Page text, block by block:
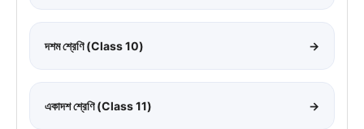
দশম শ্রেণি (Class 10) →
একাদশ শ্রেণি (Class 11) →